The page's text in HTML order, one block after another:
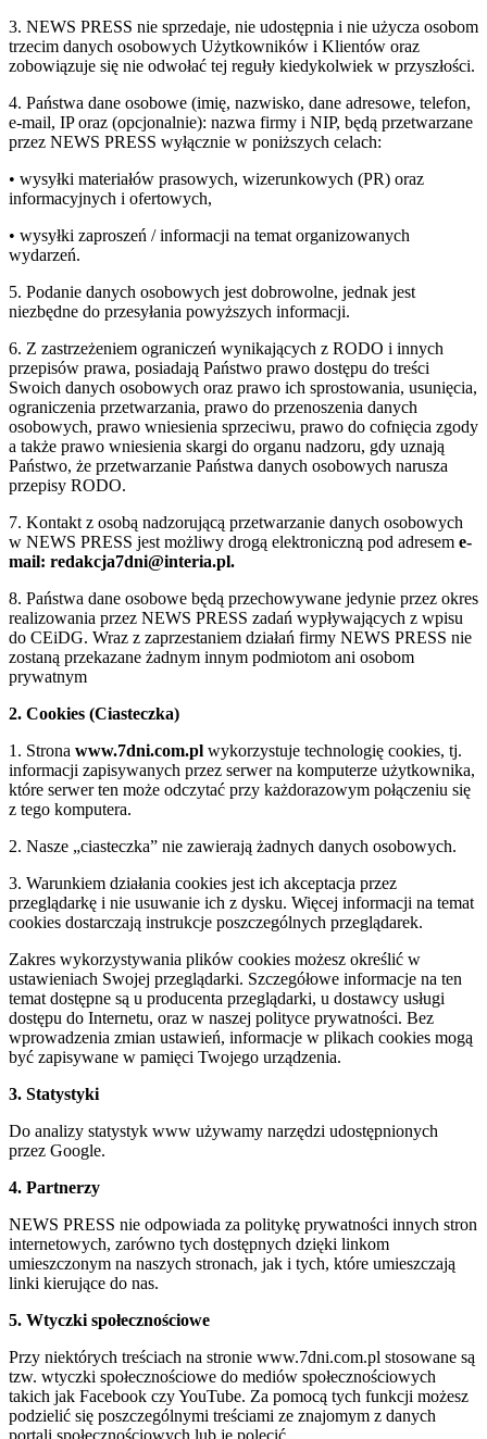
3. NEWS PRESS nie sprzedaje, nie udostępnia i nie użycza osobom
trzecim danych osobowych Użytkowników i Klientów oraz
zobowiązuje się nie odwołać tej reguły kiedykolwiek w przyszłości.
4. Państwa dane osobowe (imię, nazwisko, dane adresowe, telefon,
e-mail, IP oraz (opcjonalnie): nazwa firmy i NIP, będą przetwarzane
przez NEWS PRESS wyłącznie w poniższych celach:
• wysyłki materiałów prasowych, wizerunkowych (PR) oraz
informacyjnych i ofertowych,
• wysyłki zaproszeń / informacji na temat organizowanych
wydarzeń.
5. Podanie danych osobowych jest dobrowolne, jednak jest
niezbędne do przesyłania powyższych informacji.
6. Z zastrzeżeniem ograniczeń wynikających z RODO i innych
przepisów prawa, posiadają Państwo prawo dostępu do treści
Swoich danych osobowych oraz prawo ich sprostowania, usunięcia,
ograniczenia przetwarzania, prawo do przenoszenia danych
osobowych, prawo wniesienia sprzeciwu, prawo do cofnięcia zgody
a także prawo wniesienia skargi do organu nadzoru, gdy uznają
Państwo, że przetwarzanie Państwa danych osobowych narusza
przepisy RODO.
7. Kontakt z osobą nadzorującą przetwarzanie danych osobowych
w NEWS PRESS jest możliwy drogą elektroniczną pod adresem e-
mail: redakcja7dni@interia.pl.
8. Państwa dane osobowe będą przechowywane jedynie przez okres
realizowania przez NEWS PRESS zadań wypływających z wpisu
do CEiDG. Wraz z zaprzestaniem działań firmy NEWS PRESS nie
zostaną przekazane żadnym innym podmiotom ani osobom
prywatnym
2. Cookies (Ciasteczka)
1. Strona www.7dni.com.pl wykorzystuje technologię cookies, tj.
informacji zapisywanych przez serwer na komputerze użytkownika,
które serwer ten może odczytać przy każdorazowym połączeniu się
z tego komputera.
2. Nasze „ciasteczka” nie zawierają żadnych danych osobowych.
3. Warunkiem działania cookies jest ich akceptacja przez
przeglądarkę i nie usuwanie ich z dysku. Więcej informacji na temat
cookies dostarczają instrukcje poszczególnych przeglądarek.
Zakres wykorzystywania plików cookies możesz określić w
ustawieniach Swojej przeglądarki. Szczegółowe informacje na ten
temat dostępne są u producenta przeglądarki, u dostawcy usługi
dostępu do Internetu, oraz w naszej polityce prywatności. Bez
wprowadzenia zmian ustawień, informacje w plikach cookies mogą
być zapisywane w pamięci Twojego urządzenia.
3. Statystyki
Do analizy statystyk www używamy narzędzi udostępnionych
przez Google.
4. Partnerzy
NEWS PRESS nie odpowiada za politykę prywatności innych stron
internetowych, zarówno tych dostępnych dzięki linkom
umieszczonym na naszych stronach, jak i tych, które umieszczają
linki kierujące do nas.
5. Wtyczki społecznościowe
Przy niektórych treściach na stronie www.7dni.com.pl stosowane są
tzw. wtyczki społecznościowe do mediów społecznościowych
takich jak Facebook czy YouTube. Za pomocą tych funkcji możesz
podzielić się poszczególnymi treściami ze znajomym z danych
portali społecznościowych lub je polecić.